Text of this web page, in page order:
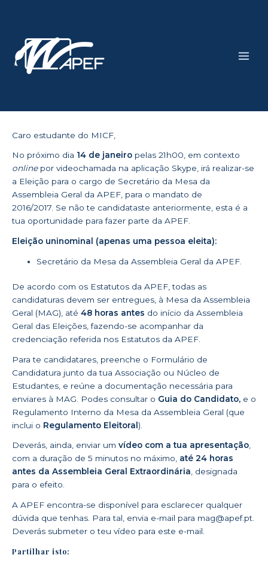
Caro estudante do MICF,
No próximo dia 14 de janeiro pelas 21h00, em contexto
onlinepor videochamada na aplicação Skype, irá realizar-se
a Eleição para o cargo de Secretário da Mesa da
Assembleia Geral da APEF, para o mandato de
2016/2017. Se não te candidataste anteriormente, esta é a
tua oportunidade para fazer parte da APEF.
Eleição uninominal (apenas uma pessoa eleita):
Secretário da Mesa da Assembleia Geral da APEF.
De acordo com os Estatutos da APEF, todas as
candidaturas devem ser entregues, à Mesa da Assembleia
Geral (MAG), até 48 horas antes do início da Assembleia
Geral das Eleições, fazendo-se acompanhar da
credenciação referida nos Estatutos da APEF.
Para te candidatares, preenche o Formulário de
Candidatura junto da tua Associação ou Núcleo de
Estudantes, e reúne a documentação necessária para
enviares à MAG. Podes consultar o Guia do Candidato, e o
Regulamento Interno da Mesa da Assembleia Geral (que
inclui o Regulamento Eleitoral ).
Deverás, ainda, enviar um vídeo com a tua apresentação,
com a duração de 5 minutos no máximo, até 24 horas
antes da Assembleia Geral Extraordinária, designada
para o efeito.
A APEF encontra-se disponível para esclarecer qualquer
dúvida que tenhas. Para tal, envia e-mail para mag@apef.pt
Deverás submeter o teu vídeo para este e-mail.
Partilhar isto: